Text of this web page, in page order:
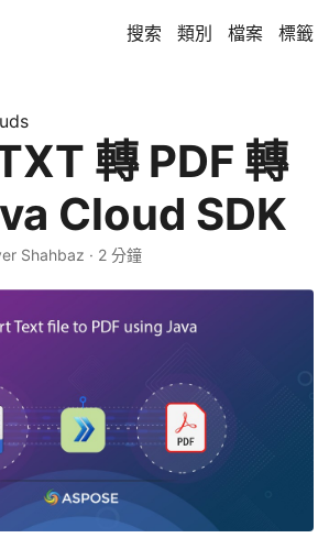
搜索 類別 檔案 標籤
轉 PDF 轉
Cloud SDK
Shahbaz · 2 分鐘